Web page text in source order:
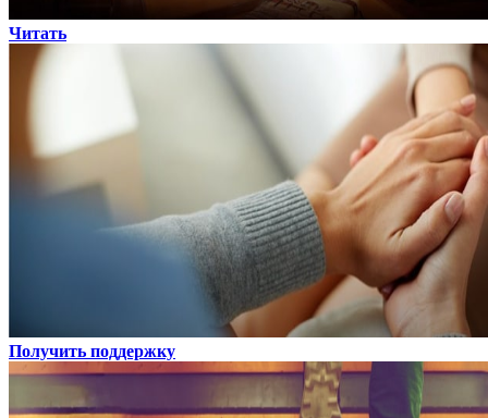
Читать
Получить поддержку